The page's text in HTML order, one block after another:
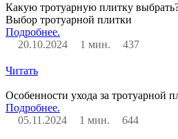
Какую тротуарную плитку
Выбор тротуарной плитки
Подробнее.
20.10.2024
1 мин. 437
Читать
Особенности ухода за тротуарной
Подробнее.
05.11.2024
1 мин. 644